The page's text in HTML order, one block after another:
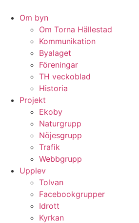
Om byn
Om Torna Hällestad
Kommunikation
Byalaget
Föreningar
TH veckoblad
Historia
Projekt
Ekoby
Naturgrupp
Nöjesgrupp
Trafik
Webbgrupp
Upplev
Tolvan
Facebookgrupper
Idrott
Kyrkan